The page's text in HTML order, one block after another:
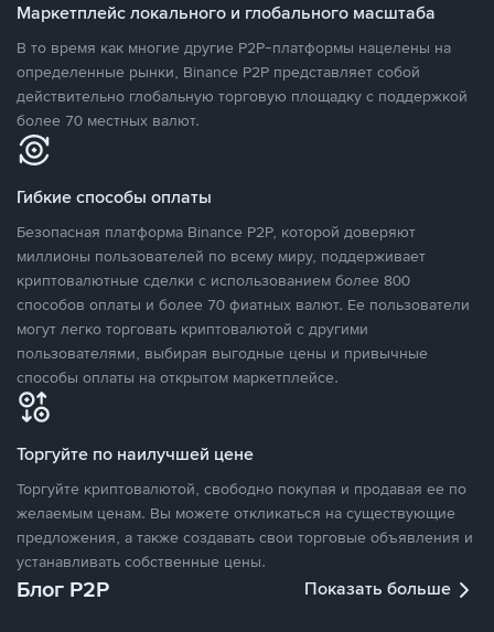
Маркетплейс локального и глобального масштаба
В то время как многие другие P2P-платформы нацелены на
определенные рынки, Binance P2P представляет собой
действительно глобальную торговую площадку с поддержкой
более 70 местных валют.
Гибкие способы оплаты
Безопасная платформа Binance P2P, которой доверяют
миллионы пользователей по всему миру, поддерживает
криптовалютные сделки с использованием более 800
способов оплаты и более 70 фиатных валют. Ее пользователи
могут легко торговать криптовалютой с другими
пользователями, выбирая выгодные цены и привычные
способы оплаты на открытом маркетплейсе.
Торгуйте по наилучшей цене
Торгуйте криптовалютой, свободно покупая и продавая ее по
желаемым ценам. Вы можете откликаться на существующие
предложения, а также создавать свои торговые объявления и
устанавливать собственные цены.
Блог P2P Показать больше